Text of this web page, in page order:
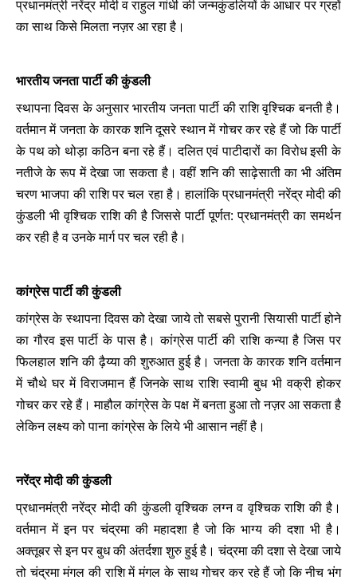
प्रधानमंत्री नरेंद्र मोदी व राहुल गांधी की जन्मकुंडलियों के आधार पर ग्रहों
का साथ किसे मिलता नज़र आ रहा है।
भारतीय जनता पार्टी की कुंडली
स्थापना दिवस के अनुसार भारतीय जनता पार्टी की राशि वृश्चिक बनती है।
वर्तमान में जनता के कारक शनि दूसरे स्थान में गोचर कर रहे हैं जो कि पार्टी
के पथ को थोड़ा कठिन बना रहे हैं। दलित एवं पाटीदारों का विरोध इसी के
नतीजे के रूप में देखा जा सकता है। वहीं शनि की साढ़ेसाती का भी अंतिम
चरण भाजपा की राशि पर चल रहा है। हालांकि प्रधानमंत्री नरेंद्र मोदी की
कुंडली भी वृश्चिक राशि की है जिससे पार्टी पूर्णत: प्रधानमंत्री का समर्थन
कर रही है व उनके मार्ग पर चल रही है।
कांग्रेस पार्टी की कुंडली
कांग्रेस के स्थापना दिवस को देखा जाये तो सबसे पुरानी सियासी पार्टी होने
का गौरव इस पार्टी के पास है। कांग्रेस पार्टी की राशि कन्या है जिस पर
फिलहाल शनि की ढ़ैय्या की शुरुआत हुई है। जनता के कारक शनि वर्तमान
में चौथे घर में विराजमान हैं जिनके साथ राशि स्वामी बुध भी वक्री होकर
गोचर कर रहे हैं। माहौल कांग्रेस के पक्ष में बनता हुआ तो नज़र आ सकता है
लेकिन लक्ष्य को पाना कांग्रेस के लिये भी आसान नहीं है।
नरेंद्र मोदी की कुंडली
प्रधानमंत्री नरेंद्र मोदी की कुंडली वृश्चिक लग्न व वृश्चिक राशि की है।
वर्तमान में इन पर चंद्रमा की महादशा है जो कि भाग्य की दशा भी है।
अक्तूबर से इन पर बुध की अंतर्दशा शुरु हुई है। चंद्रमा की दशा से देखा जाये
तो चंद्रमा मंगल की राशि में मंगल के साथ गोचर कर रहे हैं जो कि नीच भंग